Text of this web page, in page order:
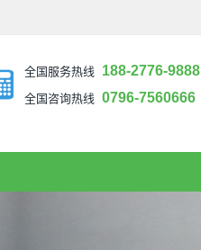
全国服务热线 188-2776-9888
全国咨询热线 0796-7560666